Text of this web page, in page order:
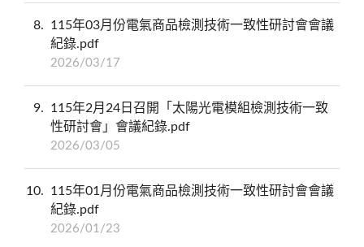
8
115年03月份電氣商品檢測技術一致性研討會會議
紀錄.pdf
2026/03/17
9
115年2月24日召開「太陽光電模組檢測技術一致
性研討會」會議紀錄.pdf
2026/03/05
10
115年01月份電氣商品檢測技術一致性研討會會議
紀錄.pdf
2026/01/23